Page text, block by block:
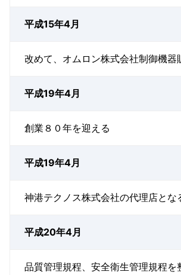
平成15年4月
改めて、オムロン株式会社制御機器
平成19年4月
創業８０年を迎える
平成19年4月
神港テクノス株式会社の代理店とな
平成20年4月
品質管理規程、安全衛生管理規程を